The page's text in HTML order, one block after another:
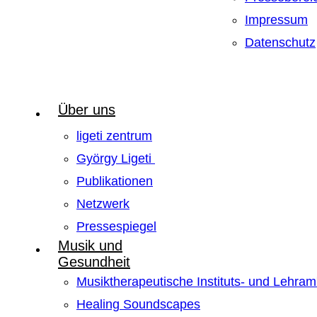
Impressum
Datenschutz
Über uns
ligeti zentrum
György Ligeti
Publikationen
Netzwerk
Pressespiegel
Musik und
Gesundheit
Musiktherapeutische Instituts- und
Healing Soundscapes